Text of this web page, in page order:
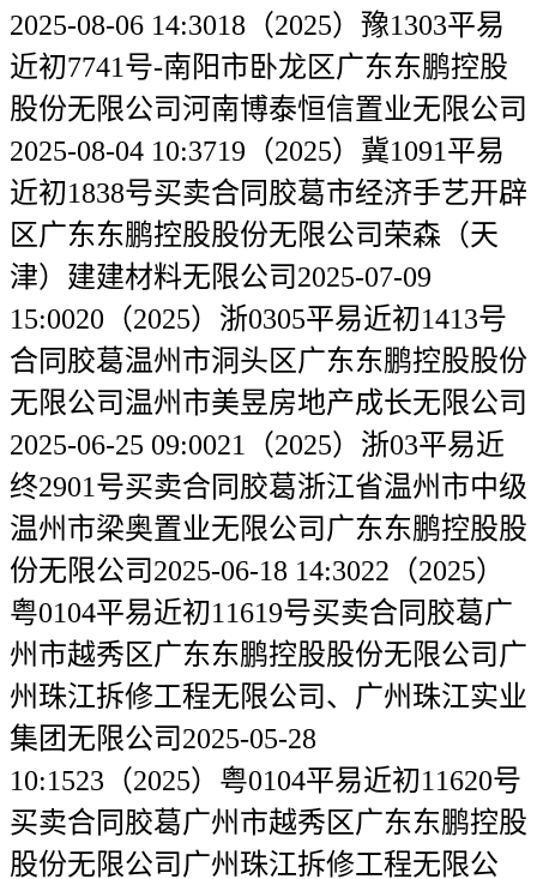
2025-08-06 14:3018（2025）豫1303平易
近初7741号-南阳市卧龙区广东东鹏控股
股份无限公司河南博泰恒信置业无限公司
2025-08-04 10:3719（2025）冀1091平易
近初1838号买卖合同胶葛市经济手艺开辟
区广东东鹏控股股份无限公司荣森（天
津）建建材料无限公司2025-07-09
15:0020（2025）浙0305平易近初1413号
合同胶葛温州市洞头区广东东鹏控股股份
无限公司温州市美昱房地产成长无限公司
2025-06-25 09:0021（2025）浙03平易近
终2901号买卖合同胶葛浙江省温州市中级
温州市梁奥置业无限公司广东东鹏控股股
份无限公司2025-06-18 14:3022（2025）
粤0104平易近初11619号买卖合同胶葛广
州市越秀区广东东鹏控股股份无限公司广
州珠江拆修工程无限公司、广州珠江实业
集团无限公司2025-05-28
10:1523（2025）粤0104平易近初11620号
买卖合同胶葛广州市越秀区广东东鹏控股
股份无限公司广州珠江拆修工程无限公